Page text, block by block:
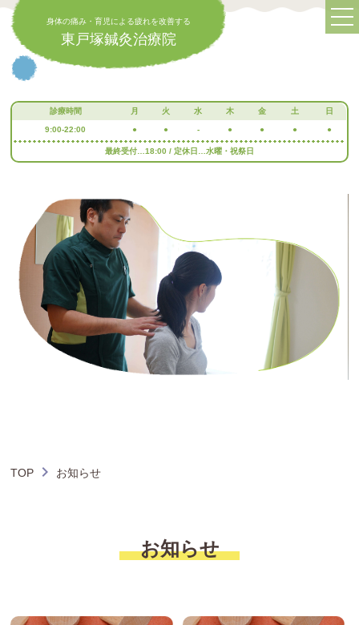
身体の痛み・育児による疲れを改善する
東戸塚鍼灸治療院
診療時間 月 火 水 木 金 土 日
9:00-22:00 ● ● - ● ● ● ●
最終受付…18:00 / 定休日…水曜・祝祭日
TOP お知らせ
お知らせ